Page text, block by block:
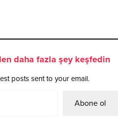
daha fazla şey keşfedin
posts sent to your email.
Abone ol